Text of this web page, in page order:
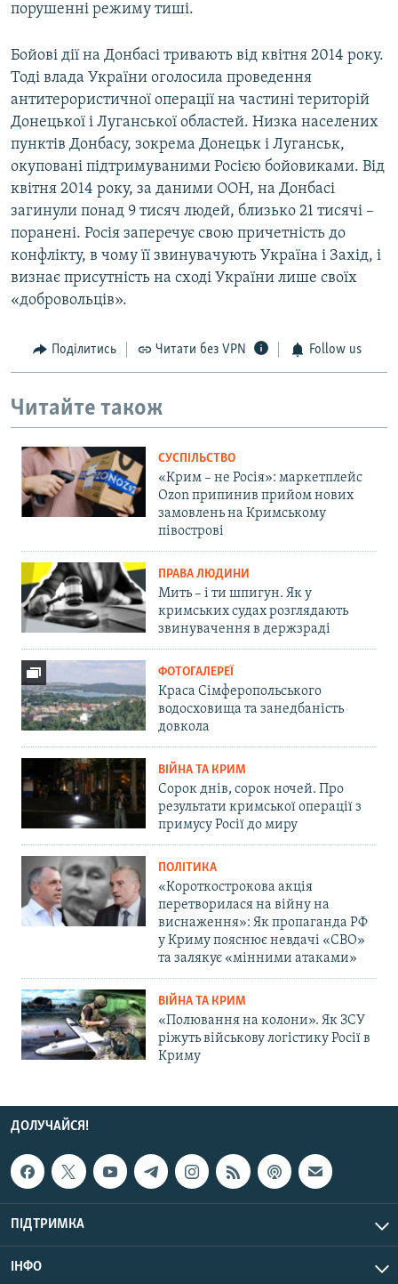
порушенні режиму тиші.
Бойові дії на Донбасі тривають від квітня 2014 року.
Тоді влада України оголосила проведення
антитерористичної операції на частині територій
Донецької і Луганської областей. Низка населених
пунктів Донбасу, зокрема Донецьк і Луганськ,
окуповані підтримуваними Росією бойовиками. Від
квітня 2014 року, за даними ООН, на Донбасі
загинули понад 9 тисяч людей, близько 21 тисячі –
поранені. Росія заперечує свою причетність до
конфлікту, в чому її звинувачують Україна і Захід, і
визнає присутність на сході України лише своїх
«добровольців».
Поділитись Читати без VPN Follow us
Читайте також
СУСПІЛЬСТВО
«Крим – не Росія»: маркетплейс
Ozon припинив прийом нових
замовлень на Кримському
півострові
ПРАВА ЛЮДИНИ
Мить – і ти шпигун. Як у
кримських судах розглядають
звинувачення в держзраді
ФОТОГАЛЕРЕЇ
Краса Сімферопольського
водосховища та занедбаність
довкола
ВІЙНА ТА КРИМ
Сорок днів, сорок ночей. Про
результати кримської операції з
примусу Росії до миру
ПОЛІТИКА
«Короткострокова акція
перетворилася на війну на
виснаження»: Як пропаганда РФ
у Криму пояснює невдачі «СВО»
та залякує «мінними атаками»
ВІЙНА ТА КРИМ
«Полювання на колони». Як ЗСУ
ріжуть військову логістику Росії в
Криму
ДОЛУЧАЙСЯ!
ПІДТРИМКА
ІНФО